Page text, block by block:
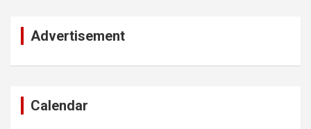
Advertisement
Calendar